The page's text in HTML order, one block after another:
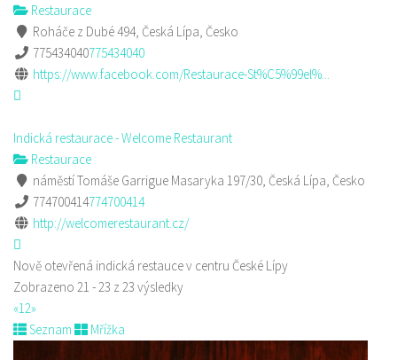
Restaurace
Roháče z Dubé 494, Česká Lípa, Česko
775434040775434040
https://www.facebook.com/Restaurace-St%C5%99el%...
Indická restaurace - Welcome Restaurant
Restaurace
náměstí Tomáše Garrigue Masaryka 197/30, Česká Lípa, Česko
774700414774700414
http://welcomerestaurant.cz/
Nově otevřená indická restauce v centru České Lípy
Zobrazeno 21 - 23 z 23 výsledky
«12»
Seznam
Mřížka